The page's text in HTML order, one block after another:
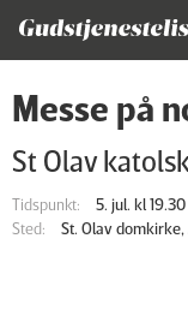
Messe på
St Olav
Tidspunkt:
5. jul. kl 19.30
Sted:
St. Olav domkirke,